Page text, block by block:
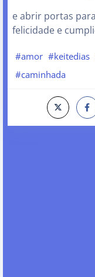
e abrir portas
felicidade e
#amor #keitedias
#caminhada